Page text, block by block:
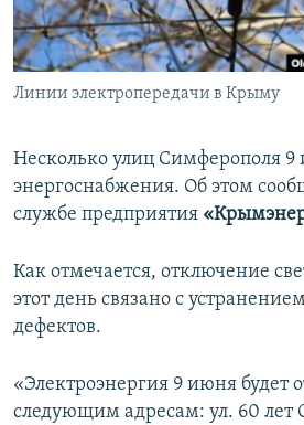
ПОБЕДИТЕЛЕЙ НЕ СУДЯТ?
КРЫМ.НЕПОКОРЕННЫЙ
ELIFBE
ПРИСОЕДИНЯЙТЕСЬ!
Все сайты RFE/RL
Линии электропередачи в Крыму
Несколько улиц Симферополя 9
энергоснабжения. Об этом
службе предприятия
Как отмечается, отключение
этот день связано с
дефектов.
«Электроэнергия 9 июня будет
следующим адресам: ул. 60 лет